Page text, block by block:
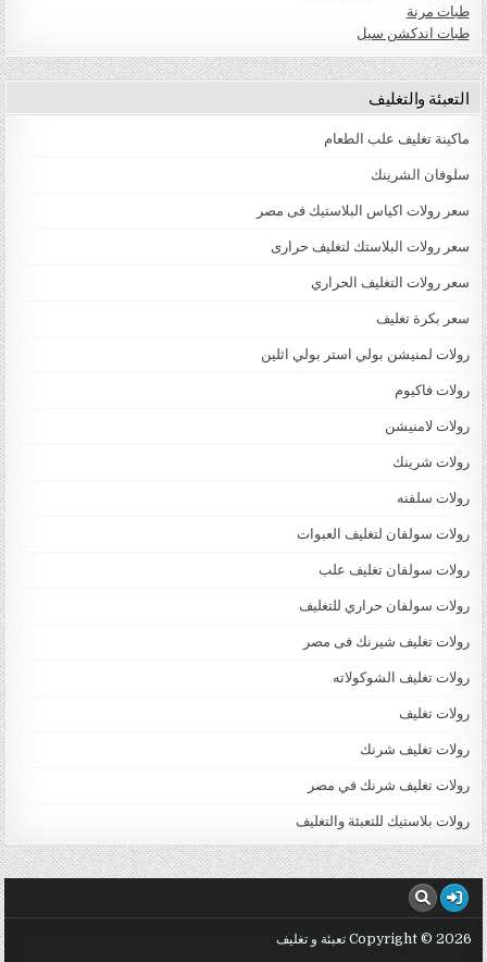
طبات مرنة
طبات اندكشن سيل
التعبئة والتغليف
ماكينة تغليف علب الطعام
سلوفان الشرينك
سعر رولات اكياس البلاستيك فى مصر
سعر رولات البلاستك لتغليف حرارى
سعر رولات التغليف الحراري
سعر بكرة تغليف
رولات لمنيشن بولي استر بولي اثلين
رولات فاكيوم
رولات لامنيشن
رولات شرينك
رولات سلفنه
رولات سولفان لتغليف العبوات
رولات سولفان تغليف علب
رولات سولفان حراري للتغليف
رولات تغليف شيرنك فى مصر
رولات تغليف الشوكولاته
رولات تغليف
رولات تغليف شرنك
رولات تغليف شرنك في مصر
رولات بلاستيك للتعبئة والتغليف
Copyright © 2026 تعبئة و تغليف